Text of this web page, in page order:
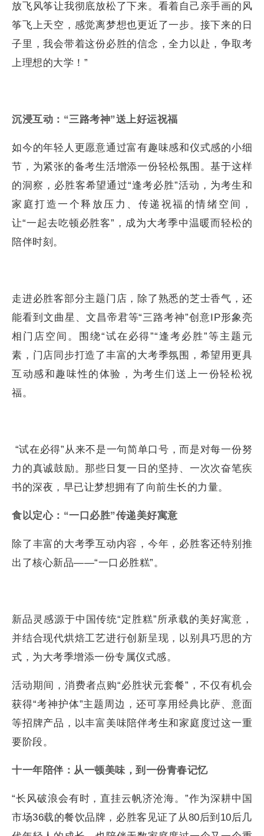
放飞风筝让我彻底放松了下来。看着自己亲手画的风
筝飞上天空，感觉离梦想也更近了一步。接下来的日
子里，我会带着这份必胜的信念，全力以赴，争取考
上理想的大学！”
沉浸互动：“三路考神”送上好运祝福
如今的年轻人更愿意通过富有趣味感和仪式感的小细
节，为紧张的备考生活增添一份轻松氛围。基于这样
的洞察，必胜客希望通过“逢考必胜”活动，为考生和
家庭打造一个释放压力、传递祝福的情绪空间，
让“一起去吃顿必胜客”，成为大考季中温暖而轻松的
走进必胜客部分主题门店，除了熟悉的芝士香气，还
能看到文曲星、文昌帝君等“三路考神”创意IP形象亮
相门店空间。围绕“试在必得”“逢考必胜”等主题元
素，门店同步打造了丰富的大考季氛围，希望用更具
互动感和趣味性的体验，为考生们送上一份轻松祝
“试在必得”从来不是一句简单口号，而是对每一份努
力的真诚鼓励。那些日复一日的坚持、一次次奋笔疾
书的深夜，早已让梦想拥有了向前生长的力量。
食以定心：“一口必胜”传递美好寓意
除了丰富的大考季互动内容，今年，必胜客还特别推
新品灵感源于中国传统“定胜糕”所承载的美好寓意，
并结合现代烘焙工艺进行创新呈现，以别具巧思的方
式，为大考季增添一份专属仪式感。
活动期间，消费者点购“必胜状元套餐”，不仅有机会
获得“考神护体”主题周边，还可享用经典比萨、意面
等招牌产品，以丰富美味陪伴考生和家庭度过这一重
要阶段。
十一年陪伴：从一顿美味，到一份青春记忆
“长风破浪会有时，直挂云帆济沧海。”作为深耕中国